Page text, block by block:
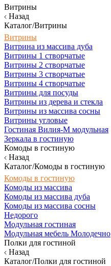
Витрины
Назад
Каталог/Витрины
Витрины
Витрина из массива дуба
Витрины 1 створчатые
Витрины 2 створчатые
Витрины 3 створчатые
Витрины 4 створчатые
Витрины для посуды
Витрины из дерева и стекла
Витрины из массива сосны
Витрины угловые
Гостиная Вилия-М модульная
Зеркала в гостиную
Комоды в гостиную
Назад
Каталог/Комоды в гостиную
Комоды в гостиную
Комоды из массива
Комоды из массива дуба
Комоды из массива сосны
Недорого
Модульная гостиная
Модульная мебель Молодечно
Полки для гостиной
Назад
Каталог/Полки для гостиной